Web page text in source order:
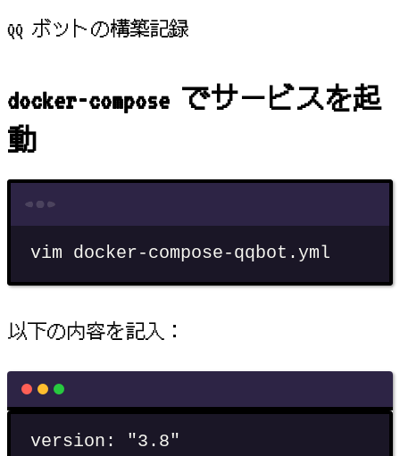
QQ ボットの構築記録
docker-compose でサービスを起
動
vim docker-compose-qqbot.yml
以下の内容を記入：
version : "3.8"